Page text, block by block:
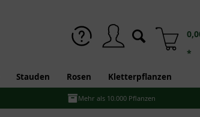
*
Stauden Rosen Kletterpflanzen
Mehr als 10.000 Pflanzen